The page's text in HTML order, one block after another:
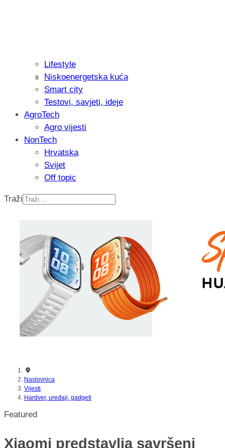
Isprobali smo: Thermostar
Lifestyle
Niskoenergetska kuća
Smart city
Testovi, savjeti, ideje
AgroTech
Agro vijesti
NonTech
Hrvatska
Svijet
Off topic
Traži
Naslovnica
Vijesti
Hardver, uređaji, gadgeti
Featured
Xiaomi predstavlja savršeni